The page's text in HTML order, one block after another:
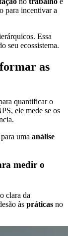
para incentivar a
Essa
seu ecossistema.
as
quantificar o
ele mede se os
uma análise
medir o
clara da
às práticas no